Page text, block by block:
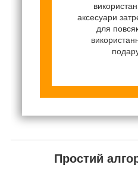
аксесуари
для
Простий